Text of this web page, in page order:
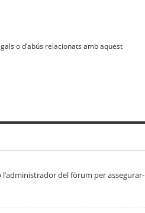
o d’abús relacionats amb aquest
del fòrum per assegurar-